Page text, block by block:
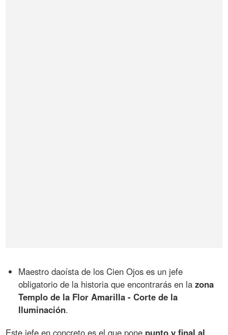
Maestro daoísta de los Cien Ojos es un jefe
obligatorio de la historia que encontrarás en lazona
Templo de la Flor Amarilla - Corte de la
Iluminación.
Este jefe en concreto es el que pone punto y final al